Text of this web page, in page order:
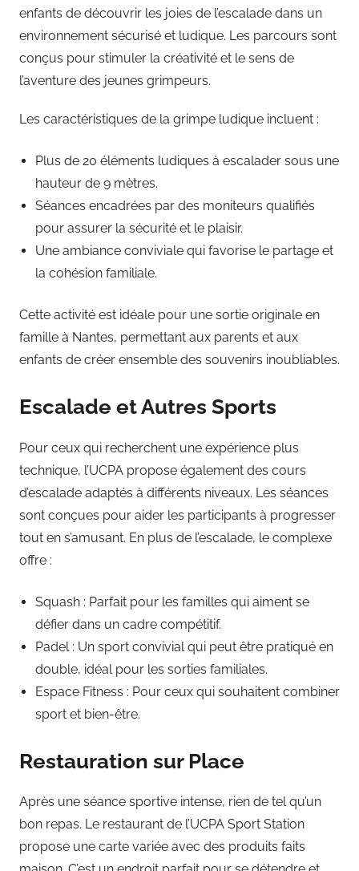
enfants de découvrir les joies de l’escalade dans un
environnement sécurisé et ludique. Les parcours sont
conçus pour stimuler la créativité et le sens de
l’aventure des jeunes grimpeurs.
Les caractéristiques de la grimpe ludique incluent :
Plus de 20 éléments ludiques à escalader sous une
hauteur de 9 mètres.
Séances encadrées par des moniteurs qualifiés
pour assurer la sécurité et le plaisir.
Une ambiance conviviale qui favorise le partage et
la cohésion familiale.
Cette activité est idéale pour une sortie originale en
famille à Nantes, permettant aux parents et aux
enfants de créer ensemble des souvenirs inoubliables.
Escalade et Autres Sports
Pour ceux qui recherchent une expérience plus
technique, l’UCPA propose également des cours
d’escalade adaptés à différents niveaux. Les séances
sont conçues pour aider les participants à progresser
tout en s’amusant. En plus de l’escalade, le complexe
offre :
Squash : Parfait pour les familles qui aiment se
défier dans un cadre compétitif.
Padel : Un sport convivial qui peut être pratiqué en
double, idéal pour les sorties familiales.
Espace Fitness : Pour ceux qui souhaitent combiner
sport et bien-être.
Restauration sur Place
Après une séance sportive intense, rien de tel qu’un
bon repas. Le restaurant de l’UCPA Sport Station
propose une carte variée avec des produits faits